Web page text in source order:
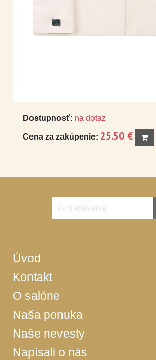
Dostupnosť: na dotaz
Cena za zakúpenie: 25.50 €
Úvod
Kontakt
O salóne
Naša ponuka
Naše nevesty
Napísali o nás